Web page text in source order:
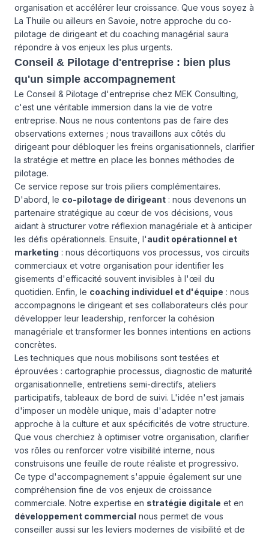
organisation et accélérer leur croissance. Que vous soyez à
La Thuile ou ailleurs en Savoie, notre approche du co-
pilotage de dirigeant et du coaching managérial saura
répondre à vos enjeux les plus urgents.
Conseil & Pilotage d'entreprise : bien plus
qu'un simple accompagnement
Le Conseil & Pilotage d'entreprise chez MEK Consulting,
c'est une véritable immersion dans la vie de votre
entreprise. Nous ne nous contentons pas de faire des
observations externes ; nous travaillons aux côtés du
dirigeant pour débloquer les freins organisationnels, clarifier
la stratégie et mettre en place les bonnes méthodes de
pilotage.
Ce service repose sur trois piliers complémentaires.
D'abord, le co-pilotage de dirigeant : nous devenons un
partenaire stratégique au cœur de vos décisions, vous
aidant à structurer votre réflexion managériale et à anticiper
les défis opérationnels. Ensuite, l'audit opérationnel et
marketing : nous décortiquons vos processus, vos circuits
commerciaux et votre organisation pour identifier les
gisements d'efficacité souvent invisibles à l'œil du
quotidien. Enfin, le coaching individuel et d'équipe : nous
accompagnons le dirigeant et ses collaborateurs clés pour
développer leur leadership, renforcer la cohésion
managériale et transformer les bonnes intentions en actions
concrètes.
Les techniques que nous mobilisons sont testées et
éprouvées : cartographie processus, diagnostic de maturité
organisationnelle, entretiens semi-directifs, ateliers
participatifs, tableaux de bord de suivi. L'idée n'est jamais
d'imposer un modèle unique, mais d'adapter notre
approche à la culture et aux spécificités de votre structure.
Que vous cherchiez à optimiser votre organisation, clarifier
vos rôles ou renforcer votre visibilité interne, nous
construisons une feuille de route réaliste et progressivo.
Ce type d'accompagnement s'appuie également sur une
compréhension fine de vos enjeux de croissance
commerciale. Notre expertise en stratégie digitale et en
développement commercial nous permet de vous
conseiller aussi sur les leviers modernes de visibilité et de